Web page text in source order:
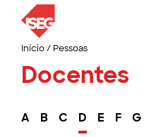
Início/ Pessoas
Docentes
A B C D E F G